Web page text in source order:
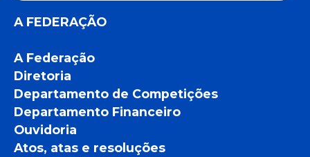
A FEDERAÇÃO
A Federação
Diretoria
Departamento de Competições
Departamento Financeiro
Ouvidoria
Atos, atas e resoluções